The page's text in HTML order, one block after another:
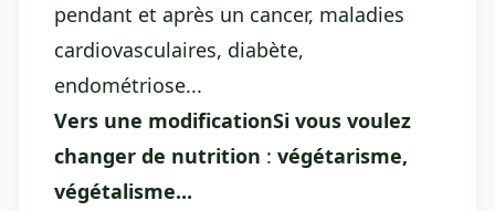
pendant et après un cancer, maladies
cardiovasculaires, diabète,
endométriose...
Vers une modificationSi vous voulez
changer de nutrition : végétarisme,
végétalisme...